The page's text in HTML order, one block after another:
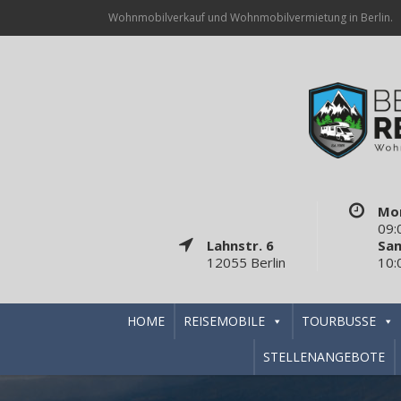
Wohnmobilverkauf und Wohnmobilvermietung in Berlin.
Lahnstr. 6
12055 Berlin
HOME REISEMOBILE TOURBUSSE
STELLENANGEBOTE